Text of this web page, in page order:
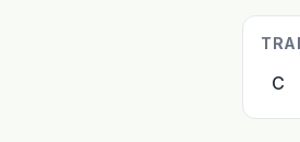
C